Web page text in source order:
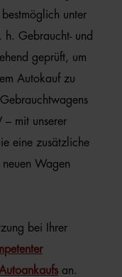
unter
Gebraucht- und
geprüft, um
Autokauf zu
– mit unserer
eine zusätzliche
neuen Wagen
bei Ihrer
an.